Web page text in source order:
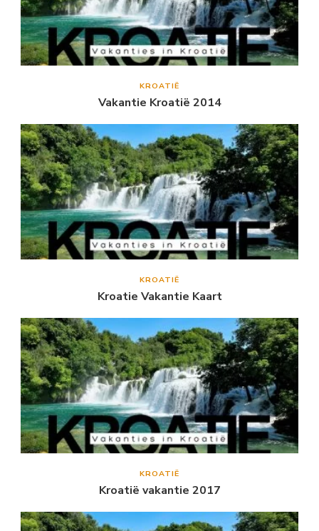
KROATIË
Vakantie Kroatië 2014
KROATIË
Kroatie Vakantie Kaart
KROATIË
Kroatië vakantie 2017